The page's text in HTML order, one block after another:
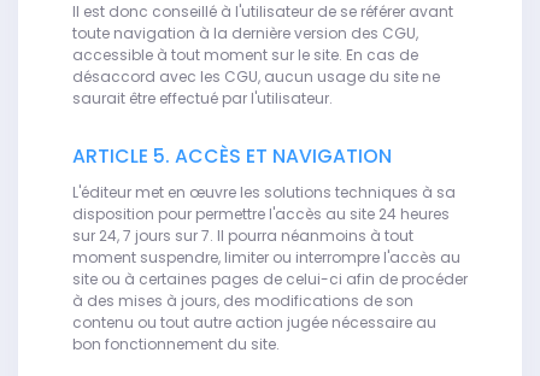
Il est donc conseillé à l'utilisateur de se référer avant
toute navigation à la dernière version des CGU,
accessible à tout moment sur le site. En cas de
désaccord avec les CGU, aucun usage du site ne
saurait être effectué par l'utilisateur.
ARTICLE 5. ACCÈS ET NAVIGATION
L'éditeur met en œuvre les solutions techniques à sa
disposition pour permettre l'accès au site 24 heures
sur 24, 7 jours sur 7. Il pourra néanmoins à tout
moment suspendre, limiter ou interrompre l'accès au
site ou à certaines pages de celui-ci afin de procéder
à des mises à jours, des modifications de son
contenu ou tout autre action jugée nécessaire au
bon fonctionnement du site.